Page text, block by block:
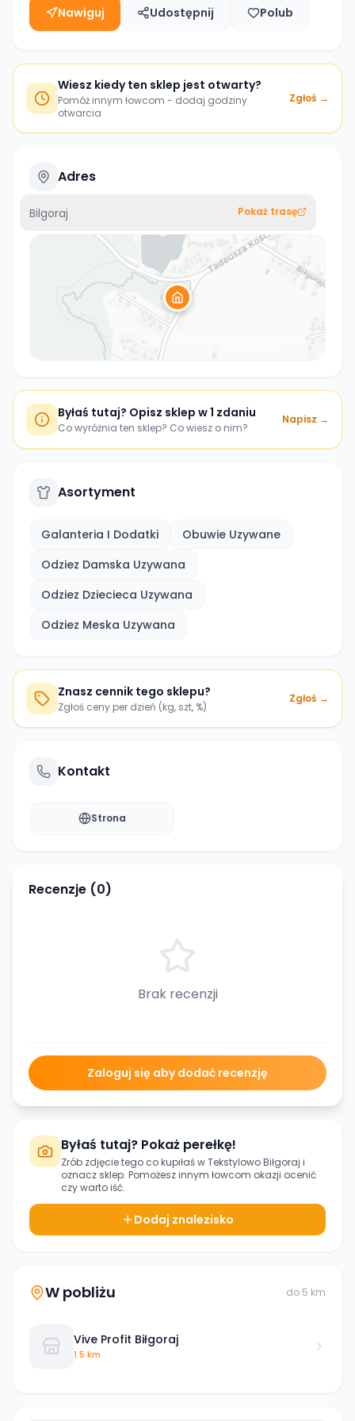
Nawiguj Udostępnij Polub
Wiesz kiedy ten sklep jest otwarty?
Pomóż innym łowcom - dodaj godziny
otwarcia
Zgłoś →
Adres
Bilgoraj Pokaż trasę
Byłaś tutaj? Opisz sklep w 1 zdaniu
Co wyróżnia ten sklep? Co wiesz o nim?
Napisz →
Asortyment
Galanteria I Dodatki
Obuwie Uzywane
Odziez Damska Uzywana
Odziez Dziecieca Uzywana
Odziez Meska Uzywana
Znasz cennik tego sklepu?
Zgłoś ceny per dzień (kg, szt, %)
Zgłoś →
Kontakt
Strona
Recenzje (0)
Brak recenzji
Zaloguj się aby dodać recenzję
Byłaś tutaj? Pokaż perełkę!
Zrób zdjęcie tego co kupiłaś wTekstylowo Biłgoraj i
oznacz sklep. Pomożesz innym łowcom okazji ocenić
czy warto iść.
Dodaj znalezisko
W pobliżu do 5 km
Vive Profit Biłgoraj
1.5 km